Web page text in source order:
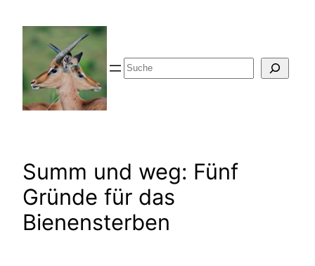
springen
Suche
Summ und weg: Fünf
Gründe für das
Bienensterben